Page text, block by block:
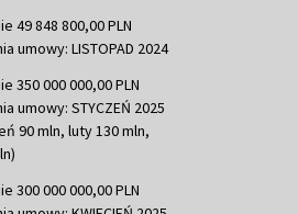
49 848 800,00 PLN
umowy: LISTOPAD 2024
350 000 000,00 PLN
umowy: STYCZEŃ 2025
90 mln, luty 130 mln,
300 000 000,00 PLN